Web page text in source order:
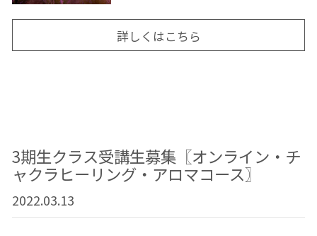
詳しくはこちら
3期生クラス受講生募集〖オンライン・チ
ャクラヒーリング・アロマコース〗
2022.03.13